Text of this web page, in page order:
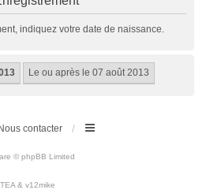
indiquez votre date de naissance.
contacter
© phpBB Limited
& v12mike